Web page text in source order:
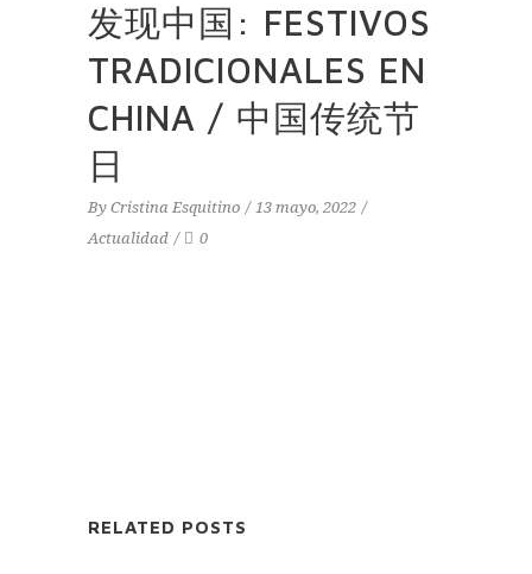
发现中国: FESTIVOS
TRADICIONALES EN
CHINA / 中国传统节
日
By Cristina Esquitino
13 mayo, 2022
Actualidad
0
RELATED POSTS